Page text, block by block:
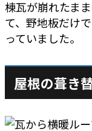
棟瓦が崩れたま
て、野地板だけ
っていました。
屋根の葺き替